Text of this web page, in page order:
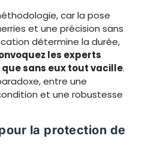
car la pose
et une précision sans
détermine la durée,
les experts
sans eux tout vacille.
entre une
et une robustesse
la protection de